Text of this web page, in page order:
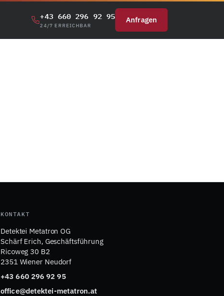
+43 660 296 92 95
24/7 ERREICHBAR
Anfragen
KONTAKT
Detektei Metatron OG
Schärf Erich, Geschäftsführung
Ricoweg 30 B2
2351 Wiener Neudorf
+43 660 296 92 95
office@detektei-metatron.at